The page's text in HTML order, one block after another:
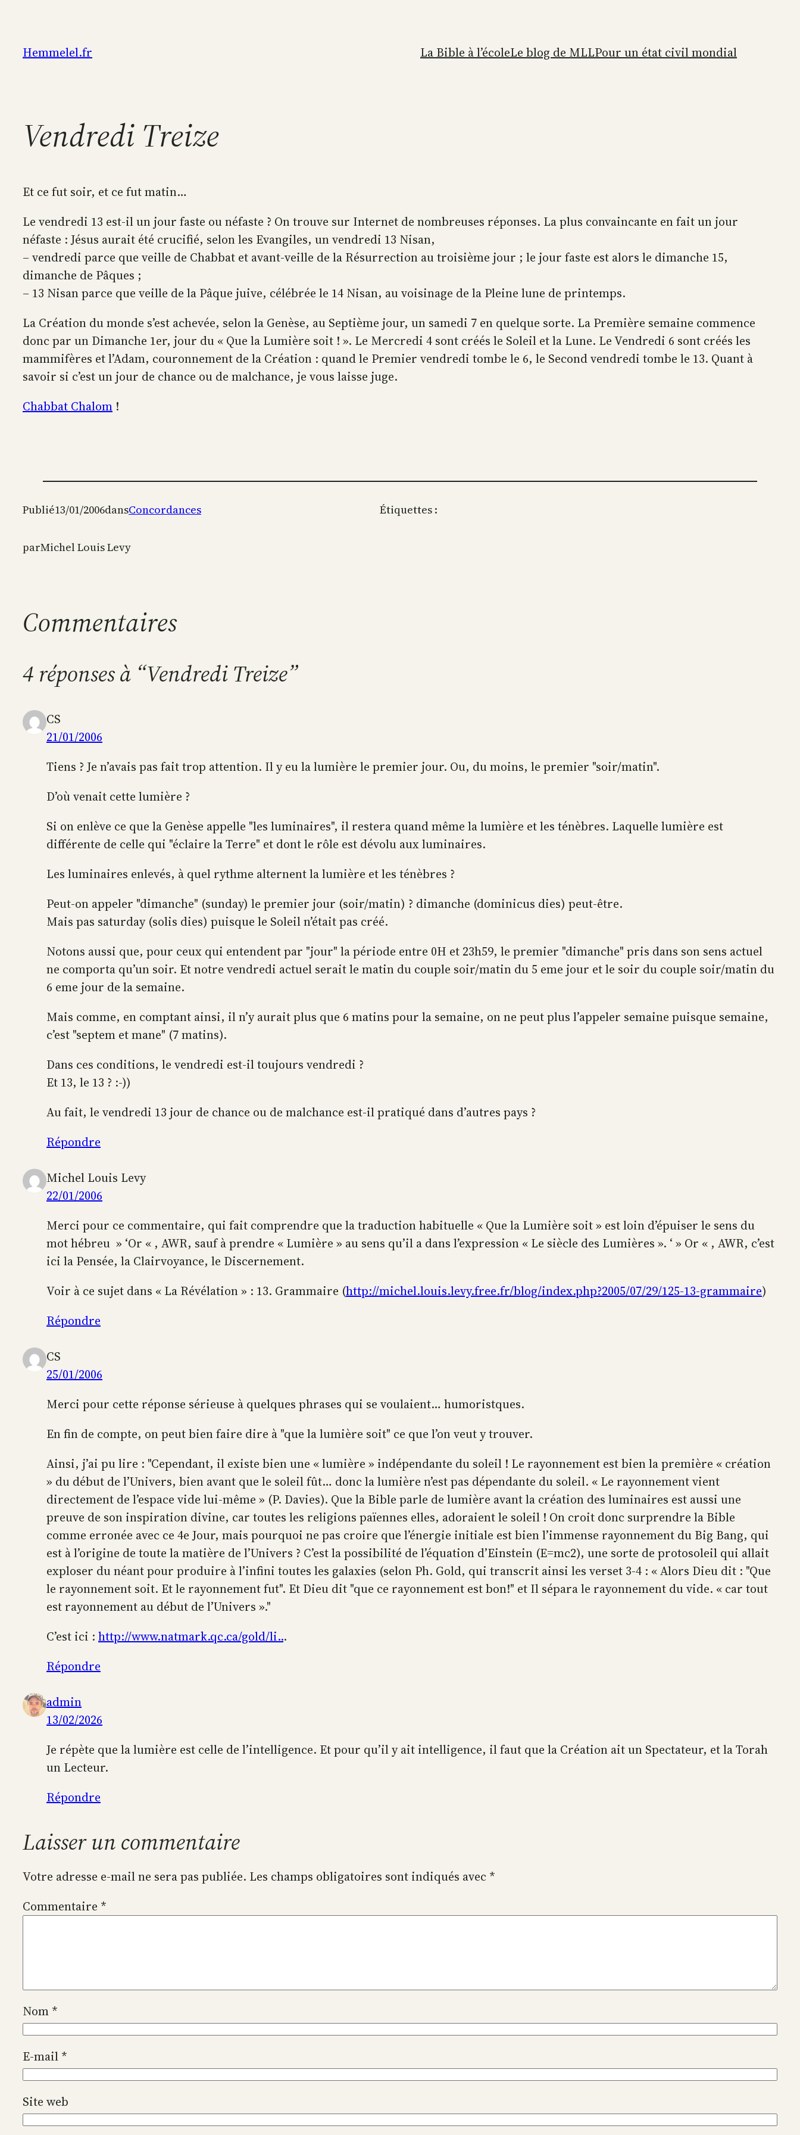
contenu
Hemmelel.fr La Bible à l’écoleLe blog de MLLPour un état civil mondial
Vendredi Treize
Et ce fut soir, et ce fut matin…
Le vendredi 13 est-il un jour faste ou néfaste ? On trouve sur Internet de nombreuses réponses. La plus convaincante en fait un jour
néfaste : Jésus aurait été crucifié, selon les Evangiles, un vendredi 13 Nisan,
– vendredi parce que veille de Chabbat et avant-veille de la Résurrection au troisième jour ; le jour faste est alors le dimanche 15,
dimanche de Pâques ;
– 13 Nisan parce que veille de la Pâque juive, célébrée le 14 Nisan, au voisinage de la Pleine lune de printemps.
La Création du monde s’est achevée, selon la Genèse, au Septième jour, un samedi 7 en quelque sorte. La Première semaine commence
donc par un Dimanche 1er, jour du « Que la Lumière soit ! ». Le Mercredi 4 sont créés le Soleil et la Lune. Le Vendredi 6 sont créés les
mammifères et l’Adam, couronnement de la Création : quand le Premier vendredi tombe le 6, le Second vendredi tombe le 13. Quant à
savoir si c’est un jour de chance ou de malchance, je vous laisse juge.
Chabbat Chalom !
Publié13/01/2006dansConcordances
parMichel Louis Levy
Étiquettes :
Commentaires
4 réponses à “Vendredi Treize”
CS
21/01/2006
Tiens ? Je n’avais pas fait trop attention. Il y eu la lumière le premier jour. Ou, du moins, le premier "soir/matin".
D’où venait cette lumière ?
Si on enlève ce que la Genèse appelle "les luminaires", il restera quand même la lumière et les ténèbres. Laquelle lumière est
différente de celle qui "éclaire la Terre" et dont le rôle est dévolu aux luminaires.
Les luminaires enlevés, à quel rythme alternent la lumière et les ténèbres ?
Peut-on appeler "dimanche" (sunday) le premier jour (soir/matin) ? dimanche (dominicus dies) peut-être.
Mais pas saturday (solis dies) puisque le Soleil n’était pas créé.
Notons aussi que, pour ceux qui entendent par "jour" la période entre 0H et 23h59, le premier "dimanche" pris dans son sens actuel
ne comporta qu’un soir. Et notre vendredi actuel serait le matin du couple soir/matin du 5 eme jour et le soir du couple soir/matin du
6 eme jour de la semaine.
Mais comme, en comptant ainsi, il n’y aurait plus que 6 matins pour la semaine, on ne peut plus l’appeler semaine puisque semaine,
c’est "septem et mane" (7 matins).
Dans ces conditions, le vendredi est-il toujours vendredi ?
Et 13, le 13 ? :-))
Au fait, le vendredi 13 jour de chance ou de malchance est-il pratiqué dans d’autres pays ?
Répondre
Michel Louis Levy
22/01/2006
Merci pour ce commentaire, qui fait comprendre que la traduction habituelle « Que la Lumière soit » est loin d’épuiser le sens du
mot hébreu » ‘Or « , AWR, sauf à prendre « Lumière » au sens qu’il a dans l’expression « Le siècle des Lumières ». ‘ » Or « , AWR, c’est
ici la Pensée, la Clairvoyance, le Discernement.
Voir à ce sujet dans « La Révélation » : 13. Grammaire (http://michel.louis.levy.free.fr/blog/index.php?2005/07/29/125-13-grammaire)
Répondre
CS
25/01/2006
Merci pour cette réponse sérieuse à quelques phrases qui se voulaient… humoristques.
En fin de compte, on peut bien faire dire à "que la lumière soit" ce que l’on veut y trouver.
Ainsi, j’ai pu lire : "Cependant, il existe bien une « lumière » indépendante du soleil ! Le rayonnement est bien la première « création
» du début de l’Univers, bien avant que le soleil fût… donc la lumière n’est pas dépendante du soleil. « Le rayonnement vient
directement de l’espace vide lui-même » (P. Davies). Que la Bible parle de lumière avant la création des luminaires est aussi une
preuve de son inspiration divine, car toutes les religions païennes elles, adoraient le soleil ! On croit donc surprendre la Bible
comme erronée avec ce 4e Jour, mais pourquoi ne pas croire que l’énergie initiale est bien l’immense rayonnement du Big Bang, qui
est à l’origine de toute la matière de l’Univers ? C’est la possibilité de l’équation d’Einstein (E=mc2), une sorte de protosoleil qui allait
exploser du néant pour produire à l’infini toutes les galaxies (selon Ph. Gold, qui transcrit ainsi les verset 3-4 : « Alors Dieu dit : "Que
le rayonnement soit. Et le rayonnement fut". Et Dieu dit "que ce rayonnement est bon!" et Il sépara le rayonnement du vide. « car tout
est rayonnement au début de l’Univers »."
C’est ici : http://www.natmark.qc.ca/gold/li...
Répondre
admin
13/02/2026
Je répète que la lumière est celle de l’intelligence. Et pour qu’il y ait intelligence, il faut que la Création ait un Spectateur, et la Torah
un Lecteur.
Répondre
Laisser un commentaire
Votre adresse e-mail ne sera pas publiée. Les champs obligatoires sont indiqués avec *
Commentaire *
Nom *
E-mail *
Site web